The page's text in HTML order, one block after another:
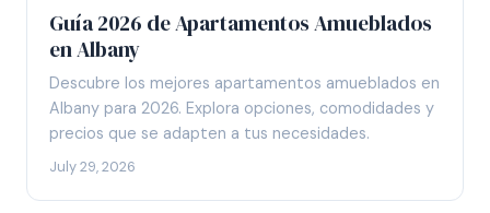
Guía 2026 de Apartamentos Amueblados
en Albany
Descubre los mejores apartamentos amueblados en
Albany para 2026. Explora opciones, comodidades y
precios que se adapten a tus necesidades.
July 29, 2026